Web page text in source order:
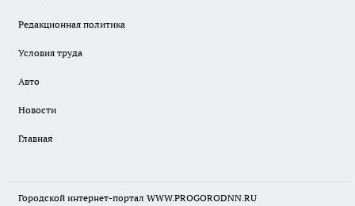
Редакционная политика
Условия труда
Авто
Новости
Главная
Городской интернет-портал WWW.PROGORODNN.RU